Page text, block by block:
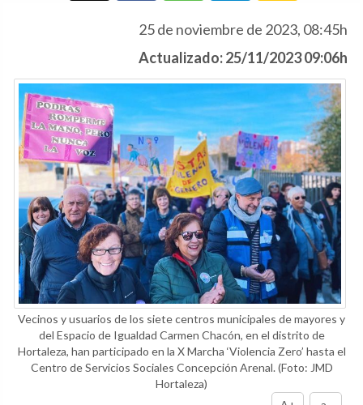
25 de noviembre de 2023, 08:45h
Actualizado: 25/11/2023 09:06h
Vecinos y usuarios de los siete centros municipales de mayores y
del Espacio de Igualdad Carmen Chacón, en el distrito de
Hortaleza, han participado en la X Marcha ‘Violencia Zero’ hasta el
Centro de Servicios Sociales Concepción Arenal.(Foto: JMD
Hortaleza)